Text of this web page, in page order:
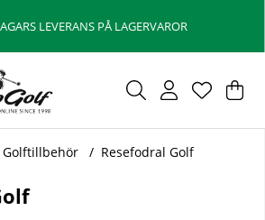
PÅ LAGERVAROR
.
Golftillbehör Resefodral Golf